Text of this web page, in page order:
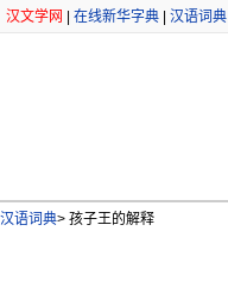
汉文学网 在线新华字典 汉语词典
汉语词典> 孩子王的解释